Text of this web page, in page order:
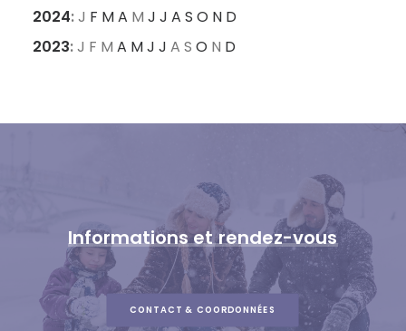
2024:J F MA M J J A S O N D
2023:J F M A MJ J A S O N D
Informationsetrendez-vous
CONTACT & COORDONNÉES